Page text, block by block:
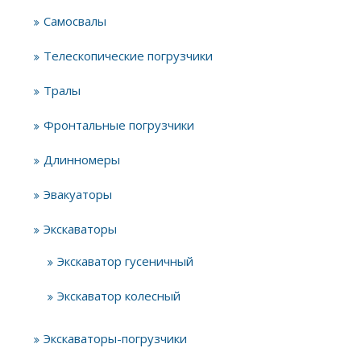
Самосвалы
Телескопические погрузчики
Тралы
Фронтальные погрузчики
Длинномеры
Эвакуаторы
Экскаваторы
Экскаватор гусеничный
Экскаватор колесный
Экскаваторы-погрузчики